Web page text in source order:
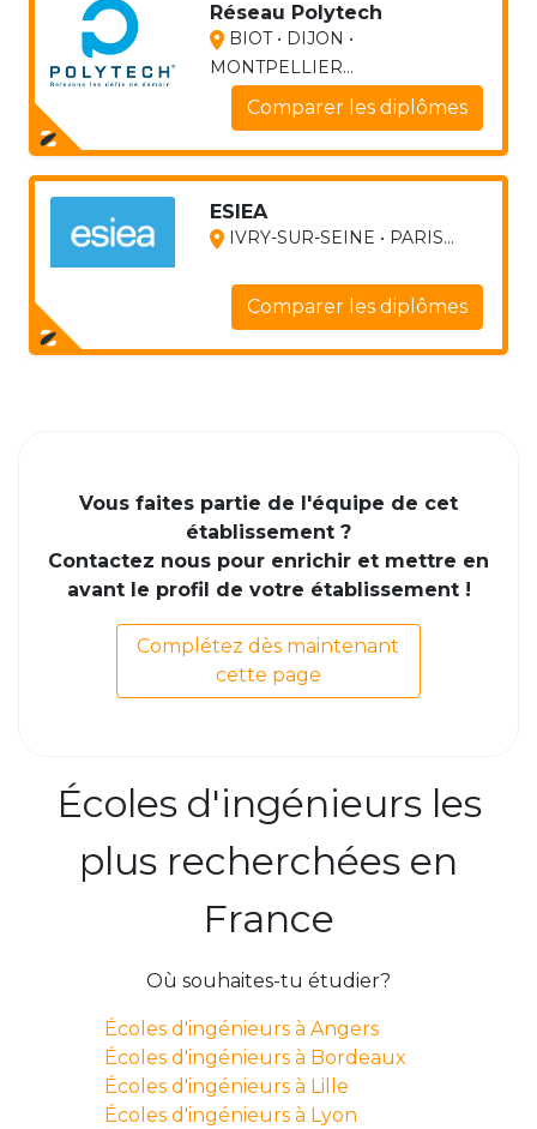
Réseau Polytech
BIOT • DIJON •
MONTPELLIER...
Comparer les diplômes
ESIEA
IVRY-SUR-SEINE • PARIS...
Comparer les diplômes
Vous faites partie de l'équipe de cet
établissement ?
Contactez nous pour enrichir et mettre en
avant le profil de votre établissement !
Complétez dès maintenant
cette page
Écoles d'ingénieurs les
plus recherchées en
France
Où souhaites-tu étudier?
Écoles d'ingénieurs à Angers
Écoles d'ingénieurs à Bordeaux
Écoles d'ingénieurs à Lille
Écoles d'ingénieurs à Lyon